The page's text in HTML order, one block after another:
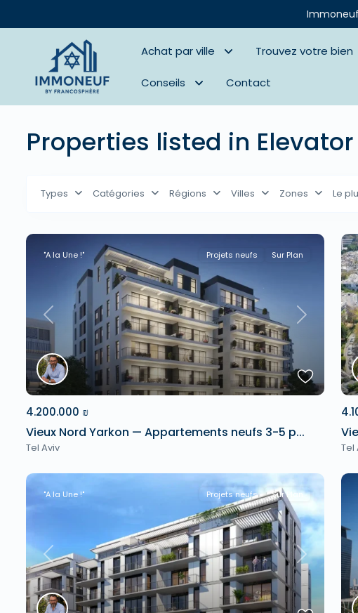
Achat par ville Trouvez votre bien
Conseils Contact
Properties listed in Elevator
Types Catégories Régions Villes Zones Le
Previous Next
"A la Une !" Projets neufs Sur Plan
4.200.000 ₪
Vieux Nord Yarkon — Appartements neufs 3-5 p...
Tel Aviv Tel
Previous Next
"A la Une !" Projets neufs Sur Plan